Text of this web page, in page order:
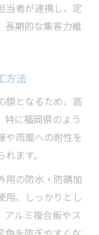
当者が連携し、定
長期的な集客力維
方法
顔となるため、高
特に福岡県のよう
や雨風への耐性を
ます。
用の防水・防錆加
用、しっかりとし
アルミ複合板やス